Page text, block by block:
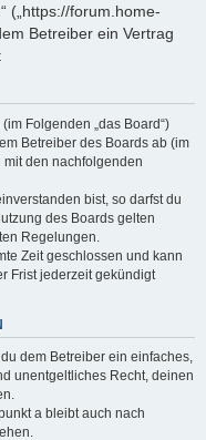
(„https://forum.home-
Betreiber ein Vertrag
Folgenden „das Board“)
Betreiber des Boards ab (im
mit den nachfolgenden
bist, so darfst du
des Boards gelten
Regelungen.
Zeit geschlossen und kann
Frist jederzeit gekündigt
dem Betreiber ein einfaches,
unentgeltliches Recht, deinen
a bleibt auch nach